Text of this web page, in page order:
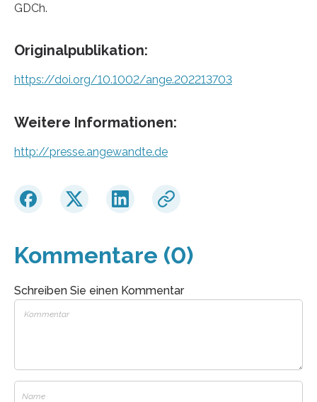
GDCh.
Originalpublikation:
https://doi.org/10.1002/ange.202213703
Weitere Informationen:
http://presse.angewandte.de
Kommentare (0)
Schreiben Sie einen Kommentar